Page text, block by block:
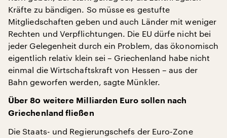
Kräfte zu bändigen. So müsse es gestufte
Mitgliedschaften geben und auch Länder mit weniger
Rechten und Verpflichtungen. Die EU dürfe nicht bei
jeder Gelegenheit durch ein Problem, das ökonomisch
eigentlich relativ klein sei – Griechenland habe nicht
einmal die Wirtschaftskraft von Hessen – aus der
Bahn geworfen werden, sagte Münkler.
Über 80 weitere Milliarden Euro sollen nach
Griechenland fließen
Die Staats- und Regierungschefs der Euro-Zone